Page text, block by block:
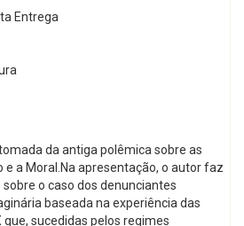
Entrega
da antiga polêmica sobre as
e a Moral.Na apresentação, o autor faz
o caso dos denunciantes
baseada na experiência das
sucedidas pelos regimes